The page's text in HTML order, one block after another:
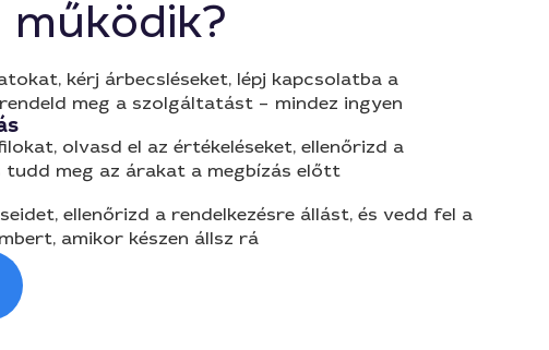
működik?
kérj árbecsléseket, lépj kapcsolatba a
meg a szolgáltatást – mindez ingyen
olvasd el az értékeléseket, ellenőrizd a
tudd meg az árakat a megbízás előtt
ellenőrizd a rendelkezésre állást, és vedd fel a
amikor készen állsz rá